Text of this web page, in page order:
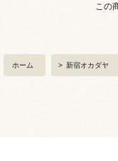
この
ホーム > 新宿オカダヤ